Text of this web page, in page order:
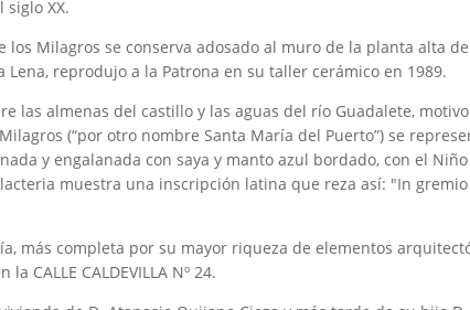
XX.
Milagros se conserva adosado al muro de la planta alta
Lena, reprodujo a la Patrona en su taller cerámico en 1989.
las almenas del castillo y las aguas del río Guadalete,
(“por otro nombre Santa María del Puerto”) se
y engalanada con saya y manto azul bordado, con el
muestra una inscripción latina que reza así: "In
más completa por su mayor riqueza de elementos
CALLE CALDEVILLA Nº 24.